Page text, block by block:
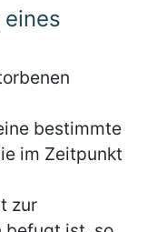
eines
bestimmte
im Zeitpunkt
zur